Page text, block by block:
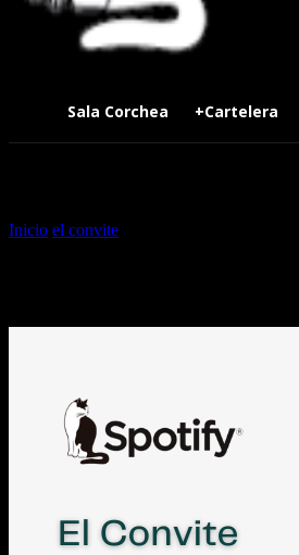
Sala Corchea +Cartelera
Inicio el convite